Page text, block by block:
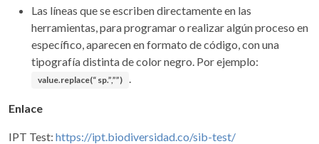
Las líneas que se escriben directamente en las
herramientas, para programar o realizar algún proceso en
específico, aparecen en formato de código, con una
tipografía distinta de color negro. Por ejemplo:
value.replace(“ sp.”,””) .
Enlace
IPT Test: https://ipt.biodiversidad.co/sib-test/